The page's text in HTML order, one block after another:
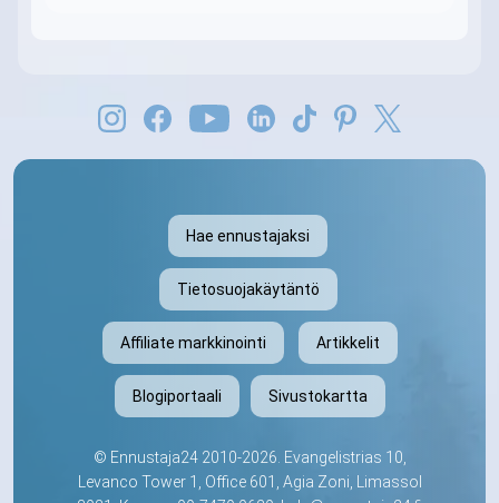
Hae ennustajaksi
Tietosuojakäytäntö
Affiliate markkinointi Artikkelit
Blogiportaali Sivustokartta
© Ennustaja242010-2026. Evangelistrias 10,
Levanco Tower 1, Office 601, Agia Zoni, Limassol